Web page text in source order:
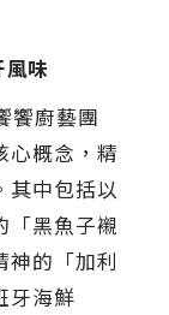
味
饗廚藝團
心概念，精
其中包括以
「黑魚子襯
神的「加利
牙海鮮